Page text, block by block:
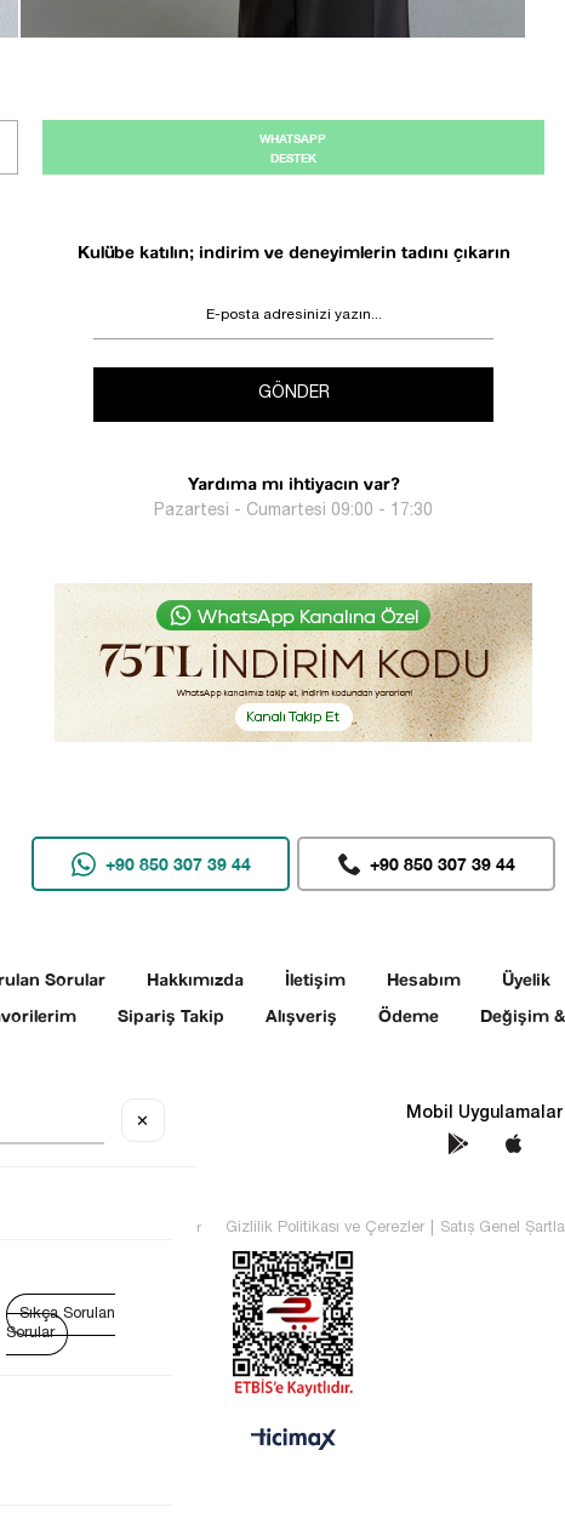
WHATSAPP
DESTEK
Kulübe katılın; indirim ve deneyimlerin tadını çıkarın
GÖNDER
Yardıma mı ihtiyacın var?
Pazartesi - Cumartesi 09:00 - 17:30
+90 850 307 39 44 +90 850 307 39 44
Sorular Hakkımızda İletişim Hesabım Üyelik
Sipariş Takip Alışveriş Ödeme Değişim
Sosyal Medya Mobil Uygulamalar
TEKİN Tüm hakları saklıdır Gizlilik Politikası ve Çerezler Satış Genel
✕
Sıkça Sorulan
Sorular